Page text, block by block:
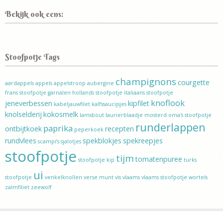
Bekijk ook eens:
Stoofpotje Tags
aardappels appels appelstroop aubergine champignons courgette
frans stoofpotje garnalen hollands stoofpotje italiaans stoofpotje
jeneverbessen kabeljauwfilet kalfssaucijsjes kipfilet knoflook
knolselderij kokosmelk lamsbout laurierblaadje mosterd oma's stoofpotje
ontbijtkoek paprika peperkoek recepten runderlappen
rundvlees scampi’s sjalotjes spekblokjes spekreepjes
stoofpotje stoofpotje kip tijm tomatenpuree turks
stoofpotje ui venkelknollen verse munt vis vlaams vlaams stoofpotje wortels
zalmfiliet zeewolf